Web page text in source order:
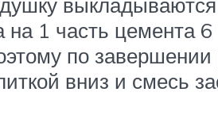
1 часть цемента
по
вниз и смесь